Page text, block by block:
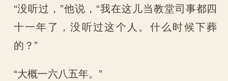
“没听过，”他说，“我在这儿当教堂司事都四
十一年了，没听过这个人。什么时候下葬
的？”
“大概一六八五年。”